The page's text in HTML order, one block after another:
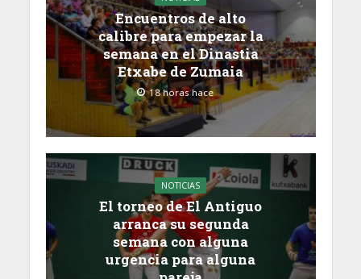
Encuentros de alto
calibre para empezar la
semana en el Dinastia
Etxabe de Zumaia
18 horas hace
NOTICIAS
El torneo de El Antiguo
arranca su segunda
semana con alguna
urgencia para alguna